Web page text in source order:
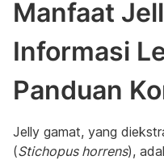
Manfaat
Informasi
Panduan
Jelly gamat, yang
(Stichopus horrens),